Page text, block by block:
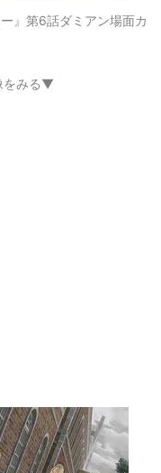
』第6話ダミアン場面カ
をみる▼